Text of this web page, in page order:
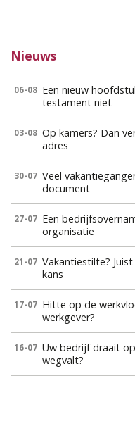
Nieuws
06-08 Een nieuw
testament niet
03-08 Op kamers? Dan
adres
30-07 Veel
document
27-07 Een
organisatie
21-07 Vakantiestilte?
kans
17-07 Hitte op de
werkgever?
16-07 Uw bedrijf draait
wegvalt?